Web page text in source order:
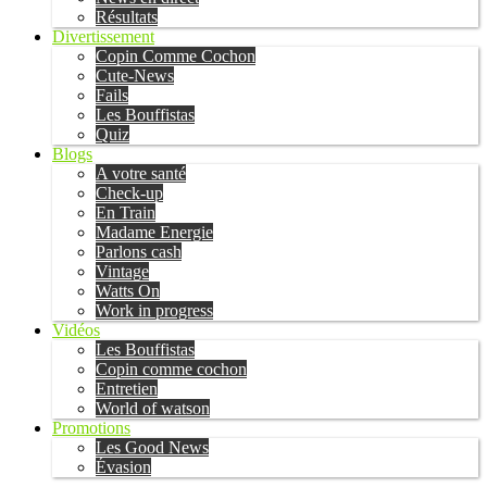
Résultats
Divertissement
Copin Comme Cochon
Cute-News
Fails
Les Bouffistas
Quiz
Blogs
A votre santé
Check-up
En Train
Madame Energie
Parlons cash
Vintage
Watts On
Work in progress
Vidéos
Les Bouffistas
Copin comme cochon
Entretien
World of watson
Promotions
Les Good News
Évasion